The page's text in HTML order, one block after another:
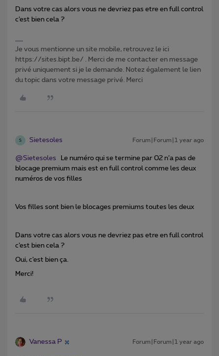
Dans votre cas alors vous ne devriez pas etre en full control
c’est bien cela ?
Je vous mentionne un site mobile, retrouvez le ici
https://sites.bipt.be/ . Merci de me contacter en message
privé uniquement si je le demande. Notez également le lien
du topic dans votre message privé. Merci
S Sietesoles Forum|Forum|1 year ago
@Sietesoles Le numéro qui se termine par 02 n’a pas de
blocage premium mais est en full control comme les deux
numéros de vos filles
Vos filles sont bien le blocages premiums toutes les deux
Dans votre cas alors vous ne devriez pas etre en full control
c’est bien cela ?
Oui, c’est bien ça.
Merci!
Vanessa P Forum|Forum|1 year ago